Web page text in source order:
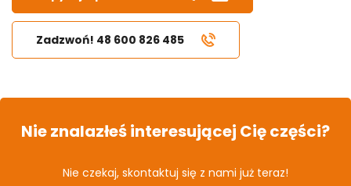
Zadzwoń! 48 600 826 485
Nie znalazłeś interesującej Cię części?
Nie czekaj, skontaktuj się z nami już teraz!